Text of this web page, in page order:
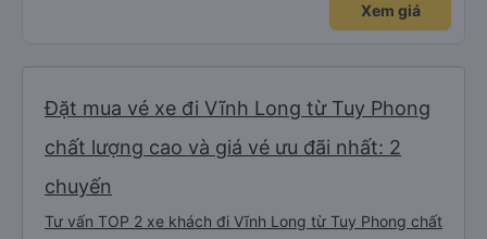
Xem giá
Đặt mua vé xe đi Vĩnh Long từ Tuy Phong
chất lượng cao và giá vé ưu đãi nhất: 2
chuyến
Tư vấn TOP 2 xe khách đi Vĩnh Long từ Tuy Phong chất